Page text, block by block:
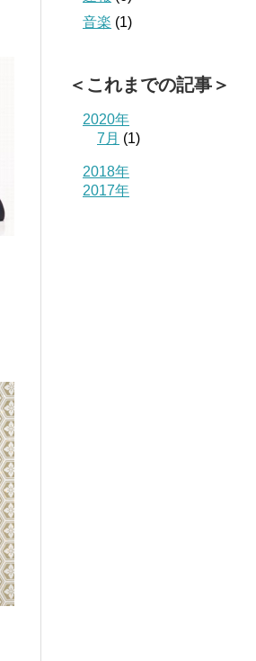
音楽 (1)
＜これまでの記事＞
2020年
7月 (1)
2018年
2017年